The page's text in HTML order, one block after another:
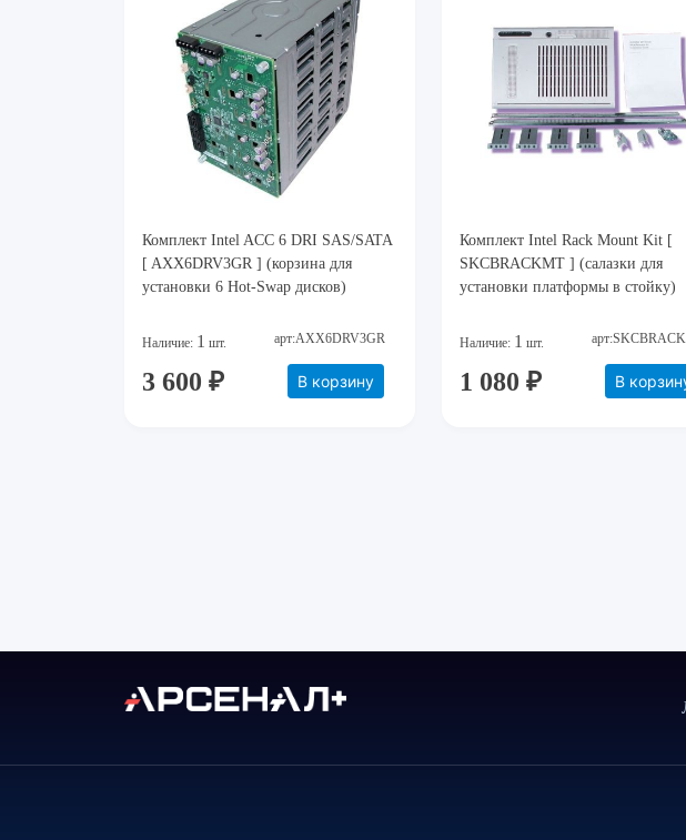
Комплект Intel ACC 6 DRI SAS/SATA
[ AXX6DRV3GR ] (корзина для
установки 6 Hot-Swap дисков)
Наличие: 1 шт. арт:AXX6DRV3GR
3 600 ₽ В корзину
Комплект Intel Rack Mount Kit [
SKCBRACKMT ] (салазки для
установки платформы в стойку)
Наличие: 1 шт.
1 080 ₽ В